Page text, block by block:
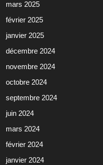
mars 2025
février 2025
janvier 2025
décembre 2024
novembre 2024
octobre 2024
septembre 2024
juin 2024
mars 2024
février 2024
janvier 2024